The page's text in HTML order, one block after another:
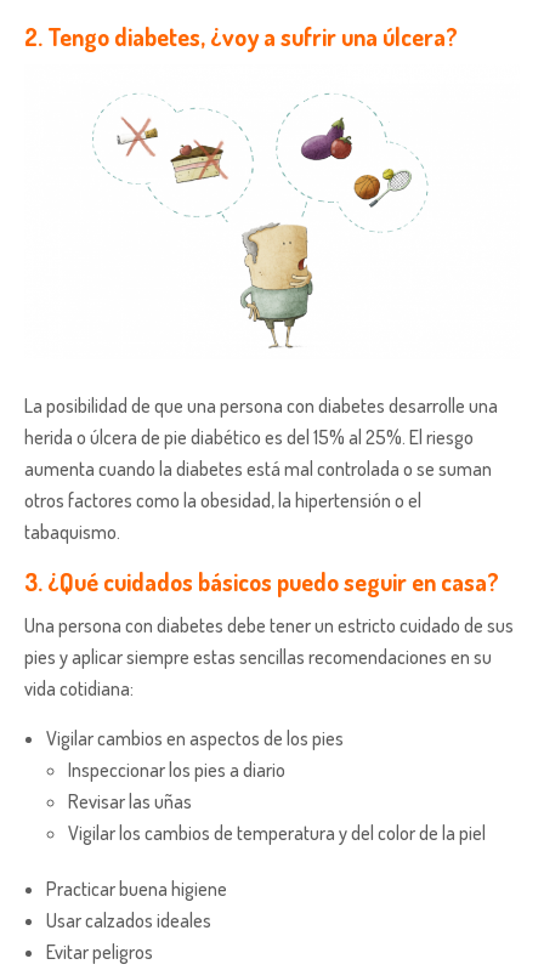
2. Tengo diabetes, ¿voy a sufrir una úlcera?
La posibilidad de que una persona con diabetes desarrolle una
herida o úlcera de pie diabético es del 15% al 25%. El riesgo
aumenta cuando la diabetes está mal controlada o se suman
otros factores como la obesidad, la hipertensión o el
tabaquismo.
3. ¿Qué cuidados básicos puedo seguir en casa?
Una persona con diabetes debe tener un estricto cuidado de sus
pies y aplicar siempre estas sencillas recomendaciones en su
vida cotidiana:
Vigilar cambios en aspectos de los pies
Inspeccionar los pies a diario
Revisar las uñas
Vigilar los cambios de temperatura y del color de la piel
Practicar buena higiene
Usar calzados ideales
Evitar peligros